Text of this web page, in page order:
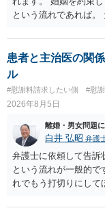
よいと思います。
という流れであれば
性も認められそうです
われます。 一度、最
患者と主治医の関
ル
#慰謝料請求したい側 #慰
2026年8月5日
離婚・男女問題
白井 弘昭 弁護
弁護士に依頼して告訴
という流れが一般的
れでもう打切りにして
検察庁に訴えるのもあ